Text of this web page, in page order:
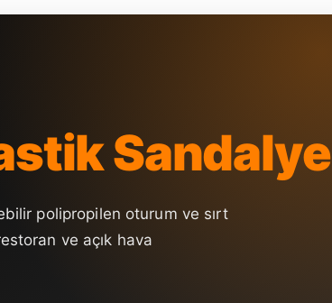
Sandalye
polipropilen oturum ve sırt
ve açık hava